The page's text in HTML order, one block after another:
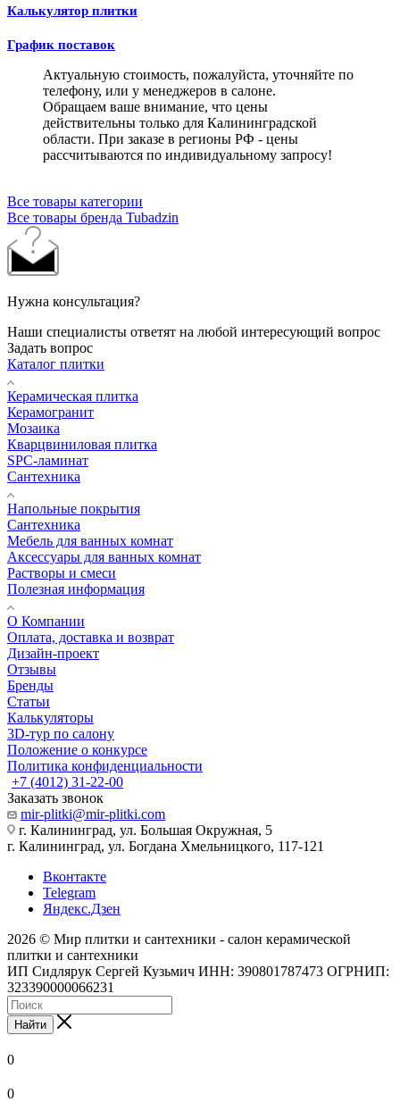
Калькулятор плитки
График поставок
Актуальную стоимость, пожалуйста, уточняйте по
телефону, или у менеджеров в салоне.
Обращаем ваше внимание, что цены
действительны только для Калининградской
области. При заказе в регионы РФ - цены
рассчитываются по индивидуальному запросу!
Все товары категории
Все товары бренда Tubadzin
Нужна консультация?
Наши специалисты ответят на любой интересующий вопрос
Задать вопрос
Каталог плитки
Керамическая плитка
Керамогранит
Мозаика
Кварцвиниловая плитка
SPC-ламинат
Сантехника
Напольные покрытия
Сантехника
Мебель для ванных комнат
Аксессуары для ванных комнат
Растворы и смеси
Полезная информация
О Компании
Оплата, доставка и возврат
Дизайн-проект
Отзывы
Бренды
Статьи
Калькуляторы
3D-тур по салону
Положение о конкурсе
Политика конфиденциальности
+7 (4012) 31-22-00
Заказать звонок
mir-plitki@mir-plitki.com
г. Калининград, ул. Большая Окружная, 5
г. Калининград, ул. Богдана Хмельницкого, 117-121
Вконтакте
Telegram
Яндекс.Дзен
2026 © Мир плитки и сантехники - салон керамической
плитки и сантехники
ИП Сидлярук Сергей Кузьмич ИНН: 390801787473 ОГРНИП:
323390000066231
Найти
0
0